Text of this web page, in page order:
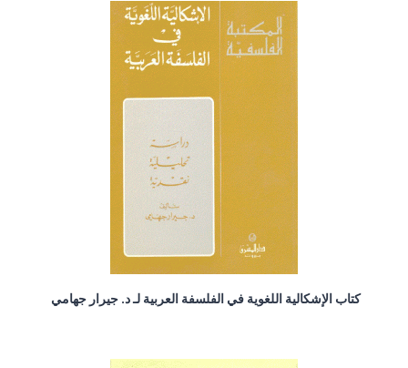
كتاب الإشكالية اللغوية في الفلسفة العربية لـ د. جيرار جهامي